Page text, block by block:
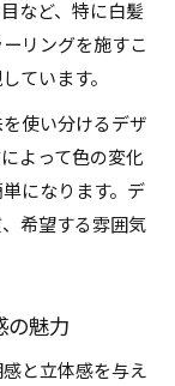
など、特に白髪
リングを施すこ
ています。
使い分けるデザ
よって色の変化
になります。デ
希望する雰囲気
の魅力
と立体感を与え